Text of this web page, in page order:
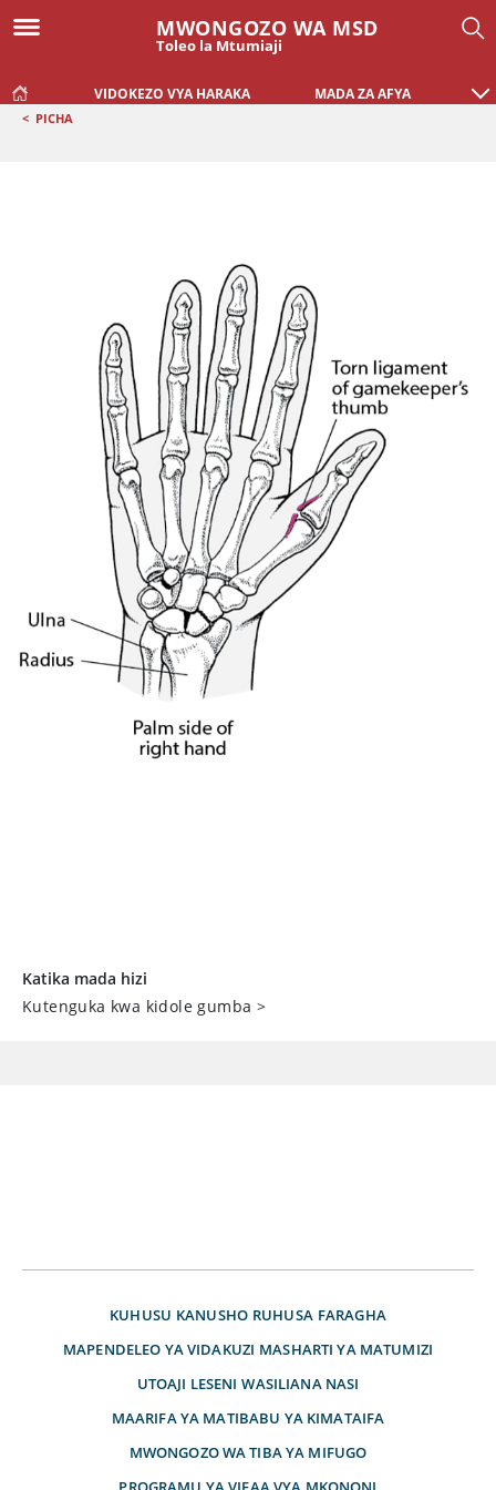
MWONGOZO WA MSD
Toleo la Mtumiaji
VIDOKEZO VYA HARAKA MADA ZA AFYA
< PICHA
Katika mada hizi
Kutenguka kwa kidole gumba >
KUHUSU KANUSHO RUHUSA FARAGHA
MAPENDELEO YA VIDAKUZI MASHARTI YA MATUMIZI
UTOAJI LESENI WASILIANA NASI
MAARIFA YA MATIBABU YA KIMATAIFA
MWONGOZO WA TIBA YA MIFUGO